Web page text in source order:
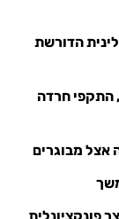
הדורשת
התקפי חרדה
אצל מבוגרים